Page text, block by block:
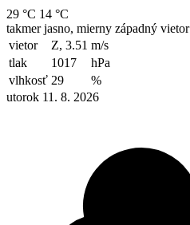
29 °C 14 °C
takmer jasno, mierny západný vietor
vietor
Z, 3.51 m/s
tlak
1017
hPa
vlhkosť 29
%
utorok 11. 8. 2026